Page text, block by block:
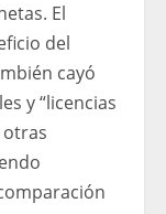
El
del
cayó
y “licencias
otras